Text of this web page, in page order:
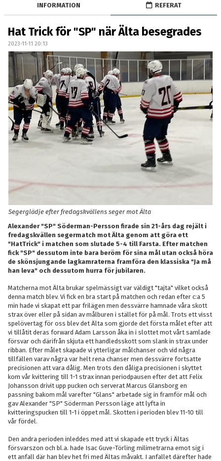
INFORMATION REFERAT
Hat Trick för "SP" när Älta besegrades
2023-11-11 20:13
Segerglädje efter fredagskvällens seger mot Älta
Alexander "SP" Söderman-Persson firade sin 21-års dag rejält i
fredagskvällen segermatch mot Älta genom att göra ett
"HatTrick" i matchen som slutade 5-4 till Farsta. Efter matchen
fick "SP" dessutom inte bara beröm för sina mål utan också höra
de skönsjungande lagkamraterna framföra den klassiska "Ja må
han leva" och dessutom hurra för jubilaren.
Matcherna mot Älta brukar spelmässigt var väldigt "tajta" vilket också
denna match blev. Vi fick en bra start på matchen och redan efter c:a 5
min hade vi skapat ett par frilägen men dessvärre hamnade våra skott
strax över eller på sidan av målburen i stället för på mål. Trots ett visst
spelövertag för oss blev det Älta som gjorde det första målet efter att
vi tillåtit deras forward Adam Larsson åka in i slottet mot vårt samlade
försvar och därifrån skjuta ett handledsskott som slank in strax under
ribban. Efter målet skapade vi ytterligar målchanser och vid några
tillfällen varav några var helt rena chanser men dessvärre fortsatte
precisionen att vara dålig. Men trots den dåliga precisionen i skyttet
kom vår kvittering till 1-1 strax innan periodpausen efter det att Felix
Johansson drivit upp pucken och serverat Marcus Glansborg en
passning bakom mål varefter "Glans" arbetade sig in framför mål och
gav Alexander "SP" Söderman Persson läge att lyfta in
kvitteringspucken till 1-1 i öppet mål. Skotten i perioden blev 11-10 till
vår fördel.
Den andra perioden inleddes med att vi skapade ett tryck i Ältas
försvarszon och bl.a. hade Isac Guve-Törling milimetrarna emot sig i
ett anfall där han blev het fri med Ältas måvakt. I anfallet därefter hade